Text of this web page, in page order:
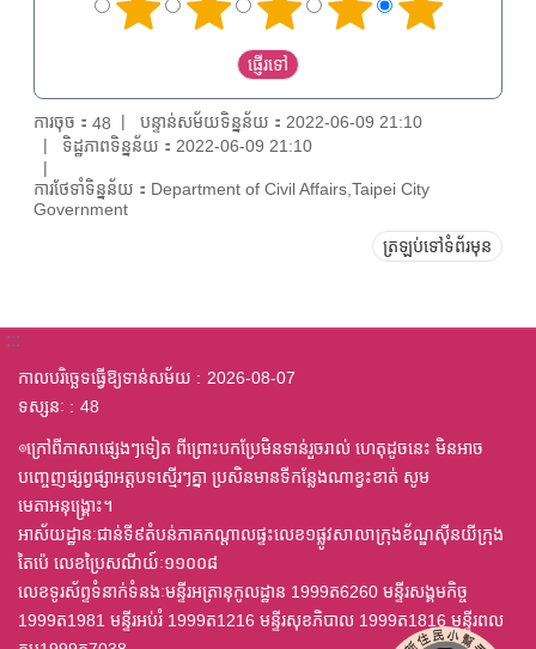
ការចុច： 48
បន្ទាន់សម័យទិន្នន័យ：2022-06-09 21:10
ទិដ្ឋភាពទិន្នន័យ：2022-06-09 21:10
ការថែទាំទិន្នន័យ：Department of Civil Affairs,Taipei City
Government
ត្រឡប់ទៅទំព័រមុន
:::
កាលបរិច្ឆេទធ្វើឱ្យទាន់សម័យ
2026-08-07
ទស្សនៈ
48
◎ក្រៅពីភាសាផ្សេងៗទៀត ពីព្រោះបកប្រែមិនទាន់រួចរាល់ ហេតុដូចនេះ មិនអាច
បញ្ចេញផ្សព្វផ្សាអត្តបទស្មើរៗគ្នា ប្រសិនមានទីកន្លែងណាខ្វះខាត់ សូម
មេតាអនុង្គ្រោះ។
អាស័យដ្ឋានៈជាន់ទី៩តំបន់ភាគកណ្តាលផ្ទះលេខ១ផ្លូវសាលាក្រុងខ័ណ្ឌស៊ីនយីក្រុង
តៃប៉េ លេខប្រៃសណីយ៍ៈ១១០០៨
លេខទូរស័ព្ទទំនាក់ទំនងៈមន្ទីរអត្រានុកូលដ្ឋាន 1999ត6260 មន្ទីរសង្គមកិច្ច
1999ត1981 មន្ទីរអប់រំ 1999ត1216 មន្ទីរសុខភិបាល 1999ត1816 មន្ទីរពល